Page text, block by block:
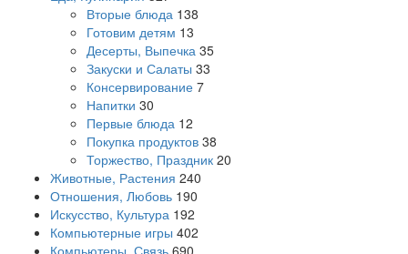
Вторые блюда 138
Готовим детям 13
Десерты, Выпечка 35
Закуски и Салаты 33
Консервирование 7
Напитки 30
Первые блюда 12
Покупка продуктов 38
Торжество, Праздник 20
Животные, Растения 240
Отношения, Любовь 190
Искусство, Культура 192
Компьютерные игры 402
Компьютеры, Связь 690